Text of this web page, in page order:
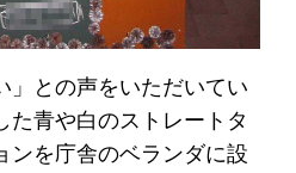
との声をいただいてい
た青や白のストレートタ
ンを庁舎のベランダに設